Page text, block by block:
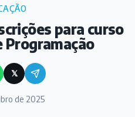
para curso
Programação
𝕏
de 2025